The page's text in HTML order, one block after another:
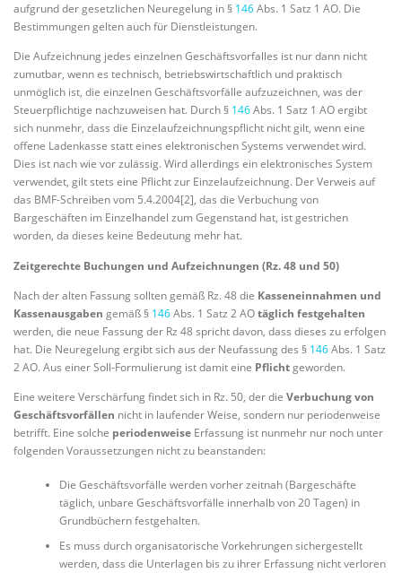
aufgrund der gesetzlichen Neuregelung in § 146Abs. 1 Satz 1 AO. Die
Bestimmungen gelten auch für Dienstleistungen.
Die Aufzeichnung jedes einzelnen Geschäftsvorfalles ist nur dann nicht
zumutbar, wenn es technisch, betriebswirtschaftlich und praktisch
unmöglich ist, die einzelnen Geschäftsvorfälle aufzuzeichnen, was der
Steuerpflichtige nachzuweisen hat. Durch § 146Abs. 1 Satz 1 AO ergibt
sich nunmehr, dass die Einzelaufzeichnungspflicht nicht gilt, wenn eine
offene Ladenkasse statt eines elektronischen Systems verwendet wird.
Dies ist nach wie vor zulässig. Wird allerdings ein elektronisches System
verwendet, gilt stets eine Pflicht zur Einzelaufzeichnung. Der Verweis auf
das BMF-Schreiben vom 5.4.2004[2], das die Verbuchung von
Bargeschäften im Einzelhandel zum Gegenstand hat, ist gestrichen
worden, da dieses keine Bedeutung mehr hat.
Zeitgerechte Buchungen und Aufzeichnungen (Rz. 48 und 50)
Nach der alten Fassung sollten gemäß Rz. 48 die Kasseneinnahmen und
Kassenausgaben gemäß § 146Abs. 1 Satz 2 AOtäglich festgehalten
werden, die neue Fassung der Rz 48 spricht davon, dass dieses zu erfolgen
hat. Die Neuregelung ergibt sich aus der Neufassung des § 146Abs. 1 Satz
2 AO. Aus einer Soll-Formulierung ist damit eine Pflichtgeworden.
Eine weitere Verschärfung findet sich in Rz. 50, der die Verbuchung von
Geschäftsvorfällen nicht in laufender Weise, sondern nur periodenweise
betrifft. Eine solche periodenweise Erfassung ist nunmehr nur noch unter
folgenden Voraussetzungen nicht zu beanstanden:
Die Geschäftsvorfälle werden vorher zeitnah (Bargeschäfte
täglich, unbare Geschäftsvorfälle innerhalb von 20 Tagen) in
Grundbüchern festgehalten.
Es muss durch organisatorische Vorkehrungen sichergestellt
werden, dass die Unterlagen bis zu ihrer Erfassung nicht verloren